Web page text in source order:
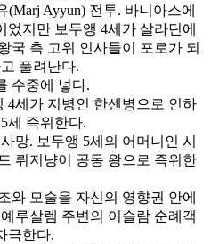
(Marj Ayyun) 전투. 바니아스에
지만 보두앵 4세가 살라딘에
국 측 고위 인사들이 포로가 되
풀려난다.
수중에 넣다.
4세가 지병인 한센병으로 인하
세 즉위한다.
망. 보두앵 5세의 어머니인 시
뤼지냥이 공동 왕으로 즉위한
와 모술을 자신의 영향권 안에
루살렘 주변의 이슬람 순례객
극한다.